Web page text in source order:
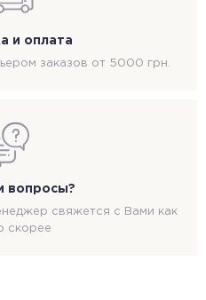
и оплата
заказов от 5000 грн.
вопросы?
свяжется с Вами как
скорее